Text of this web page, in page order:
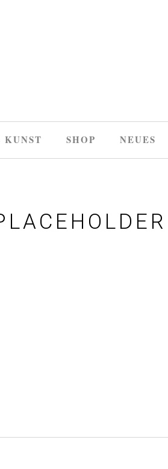
KUNST SHOP NEUES